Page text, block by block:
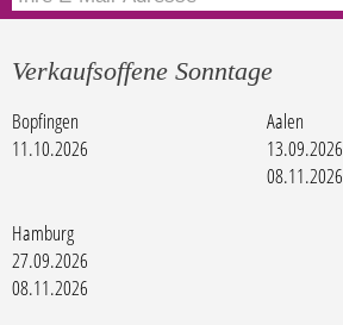
Verkaufsoffene Sonntage
Bopfingen
11.10.2026
Aalen
13.09.2026
08.11.2026
Hamburg
27.09.2026
08.11.2026